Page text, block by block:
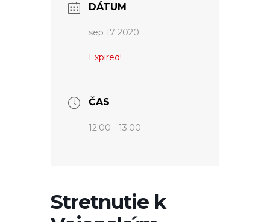
DÁTUM
sep 17 2020
Expired!
ČAS
12:00 - 13:00
Stretnutie k